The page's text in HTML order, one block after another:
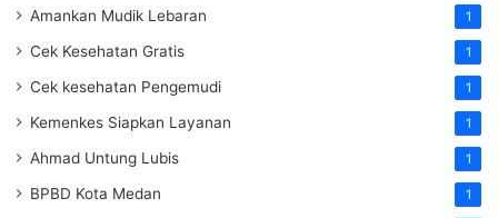
Amankan Mudik Lebaran 1
Cek Kesehatan Gratis 1
Cek kesehatan Pengemudi 1
Kemenkes Siapkan Layanan 1
Ahmad Untung Lubis 1
BPBD Kota Medan 1